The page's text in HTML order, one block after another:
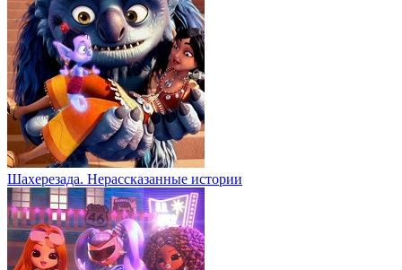
Шахерезада. Нерассказанные истории